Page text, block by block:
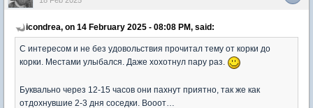
icondrea, on 14 February 2025 - 08:08 PM, said:
С интересом и не без удовольствия прочитал тему от корки до
корки. Местами улыбался. Даже хохотнул пару раз.
Буквально через 12-15 часов они пахнут приятно, так же как
отдохнувшие 2-3 дня соседки. Вооот…